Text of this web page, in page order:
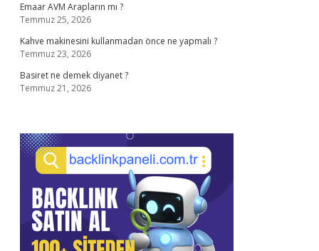
Emaar AVM Arapların mı ?
Temmuz 25, 2026
Kahve makinesini kullanmadan önce ne yapmalı ?
Temmuz 23, 2026
Basiret ne demek diyanet ?
Temmuz 21, 2026